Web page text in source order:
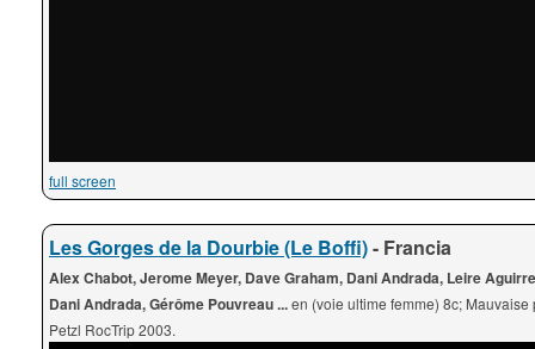
full screen
Les Gorges de la Dourbie (Le Boffi)- Francia
Alex Chabot, Jerome Meyer, Dave Graham, Dani Andrada, Leire
Dani Andrada, Gérôme Pouvreau ...en (voie ultime femme) 8c; Mauvaise
Petzl RocTrip 2003.